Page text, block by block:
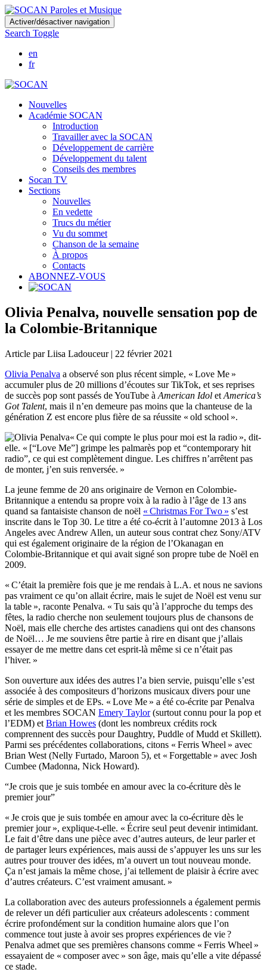
Skip
to
main
content
Activer/désactiver navigation
Search Toggle
en
fr
Nouvelles
Académie SOCAN
Introduction
Travailler avec la SOCAN
Développement de carrière
Développement du talent
Conseils des membres
Socan TV
Sections
Nouvelles
En vedette
Trucs du métier
Vu du sommet
Chanson de la semaine
À propos
Contacts
ABONNEZ-VOUS
Olivia Penalva, nouvelle sensation pop de
la Colombie-Britannique
Article par Liisa Ladouceur | 22 février 2021
Olivia Penalva a observé son plus récent simple, « Love Me »
accumuler plus de 20 millions d’écoutes sur TikTok, et ses reprises
de succès pop sont passés de YouTube à American Idol et America’s
Got Talent, mais il n’en demeure pas moins que la chanteuse de la
génération Z est encore plus fière de sa réussite « old school ».
« Ce qui compte le plus pour moi est la radio », dit-
elle. « [“Love Me”] grimpe les palmarès pop et “contemporary hit
radio”, ce qui est complètement dingue. Les chiffres n’arrêtent pas
de monter, j’en suis renversée. »
La jeune femme de 20 ans originaire de Vernon en Colombie-
Britannique a entendu sa propre voix à la radio à l’âge de 13 ans
quand sa fantaisiste chanson de noël « Christmas For Two » s’est
inscrite dans le Top 30. Le titre a été co-écrit à l’automne 2013 à Los
Angeles avec Andrew Allen, un auteur sous contrat chez Sony/ATV
qui est également originaire de la région de l’Okanagan en
Colombie-Britannique et qui avait signé son propre tube de Noël en
2009.
« C’était la première fois que je me rendais à L.A. et nous ne savions
pas vraiment ce qu’on allait écrire, mais le sujet de Noël est venu sur
la table », raconte Penalva. « Tu sais qu’à l’approche du temps des
fêtes, la radio cherche non seulement toujours plus de chansons de
Noël, mais elle cherche des artistes canadiens qui ont des chansons
de Noël… Je me souviens être partie à rire en disant que j’allais
essayer de me mettre dans cet esprit-là même si ce n’était pas
l’hiver. »
Son ouverture aux idées des autres l’a bien servie, puisqu’elle s’est
associée à des compositeurs d’horizons musicaux divers pour une
série de simples et de EPs. « Love Me » a été co-écrite par Penalva
et les membres SOCAN Emery Taylor(surtout connu pour la pop et
l’EDM) et Brian Howes (dont les nombreux crédits rock
comprennent des succès pour Daughtry, Puddle of Mudd et Skillett).
Parmi ses précédentes collaborations, citons « Ferris Wheel » avec
Brian West (Nelly Furtado, Maroon 5), et « Forgettable » avec Josh
Cumbee (Madonna, Nick Howard).
“Je crois que je suis tombée en amour avec la co-écriture dès le
premier jour”
« Je crois que je suis tombée en amour avec la co-écriture dès le
premier jour », explique-t-elle. « Écrire seul peut devenir intimidant.
Le fait d’être dans une pièce avec d’autres auteurs, de leur parler et
de partager leurs expériences, mais aussi de s’appuyer les uns sur les
autres pour trouver des idées, m’a ouvert un tout nouveau monde.
Ça n’est jamais la même chose, j’ai tellement de plaisir à écrire avec
d’autres créateurs. C’est vraiment amusant. »
La collaboration avec des auteurs professionnels a également permis
de relever un défi particulier aux créateurs adolescents : comment
écrire profondément sur la condition humaine alors que l’on
commence tout juste à avoir ses propres expériences de vie ?
Penalva admet que ses premières chansons comme « Ferris Wheel »
essayaient de « composer avec » son âge, mais qu’elle a vite dépassé
ce stade.